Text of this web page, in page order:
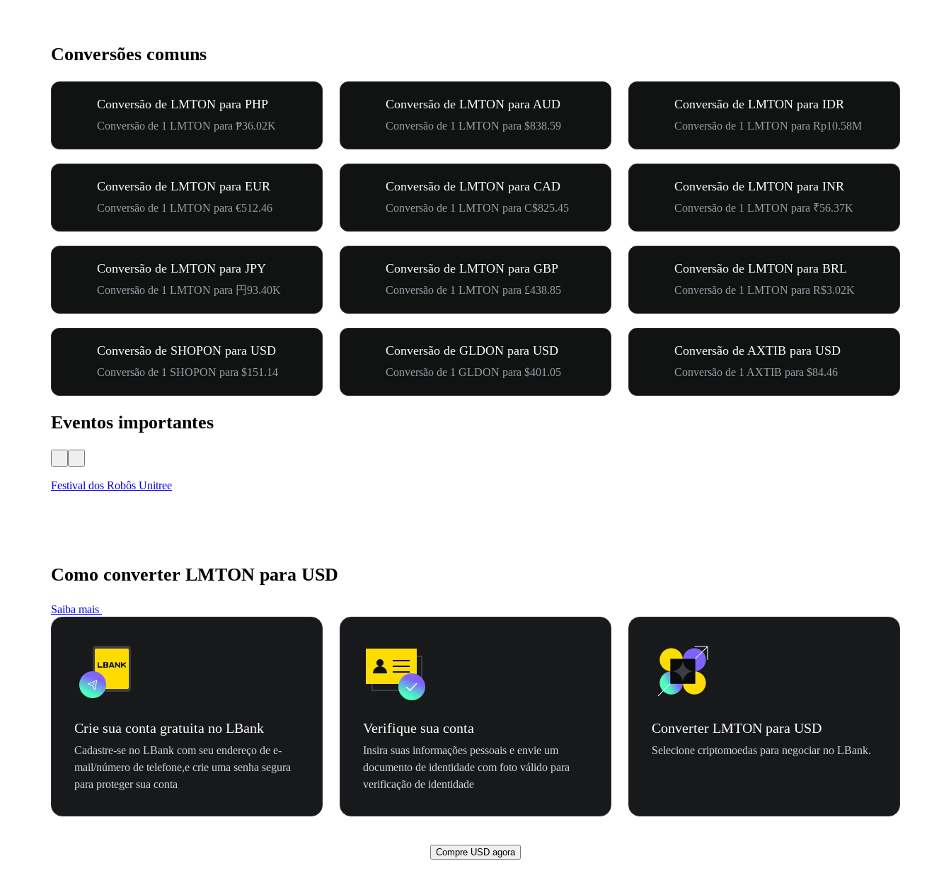
Conversões comuns
Conversão de LMTON para PHP
Conversão de 1 LMTON para ₱36.02K
Conversão de LMTON para AUD
Conversão de 1 LMTON para $838.59
Conversão de LMTON para IDR
Conversão de 1 LMTON para Rp10.58M
Conversão de LMTON para EUR
Conversão de 1 LMTON para €512.46
Conversão de LMTON para CAD
Conversão de 1 LMTON para C$825.45
Conversão de LMTON para INR
Conversão de 1 LMTON para ₹56.37K
Conversão de LMTON para JPY
Conversão de 1 LMTON para 円93.40K
Conversão de LMTON para GBP
Conversão de 1 LMTON para £438.85
Conversão de LMTON para BRL
Conversão de 1 LMTON para R$3.02K
Conversão de SHOPON para USD
Conversão de 1 SHOPON para $151.14
Conversão de GLDON para USD
Conversão de 1 GLDON para $401.05
Conversão de AXTIB para USD
Conversão de 1 AXTIB para $84.46
Eventos importantes
Festival dos Robôs Unitree
Como converter LMTON para USD
Saiba mais
Crie sua conta gratuita no LBank
Cadastre-se no LBank com seu endereço de e-
mail/número de telefone,e crie uma senha segura
para proteger sua conta
Verifique sua conta
Insira suas informações pessoais e envie um
documento de identidade com foto válido para
verificação de identidade
Converter LMTON para USD
Selecione criptomoedas para negociar no LBank.
Compre USD agora